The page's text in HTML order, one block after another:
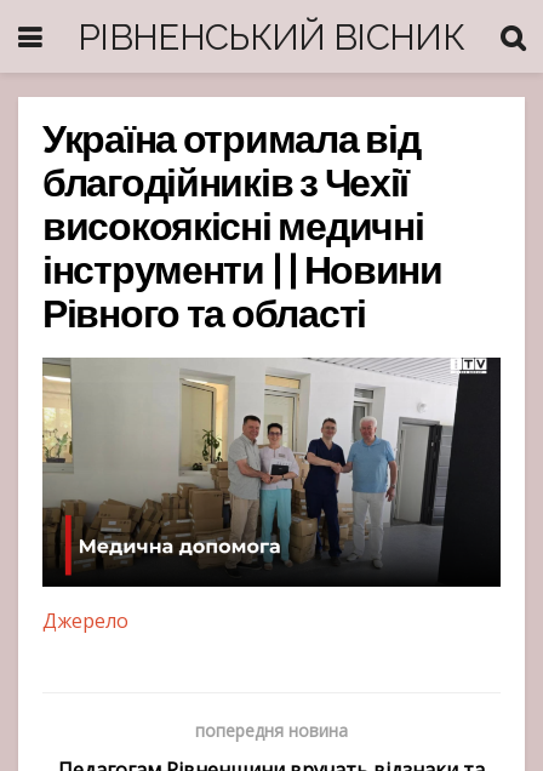
РІВНЕНСЬКИЙ ВІСНИК
Україна отримала від
благодійників з Чехії
високоякісні медичні
інструменти | | Новини
Рівного та області
Джерело
попередня новина